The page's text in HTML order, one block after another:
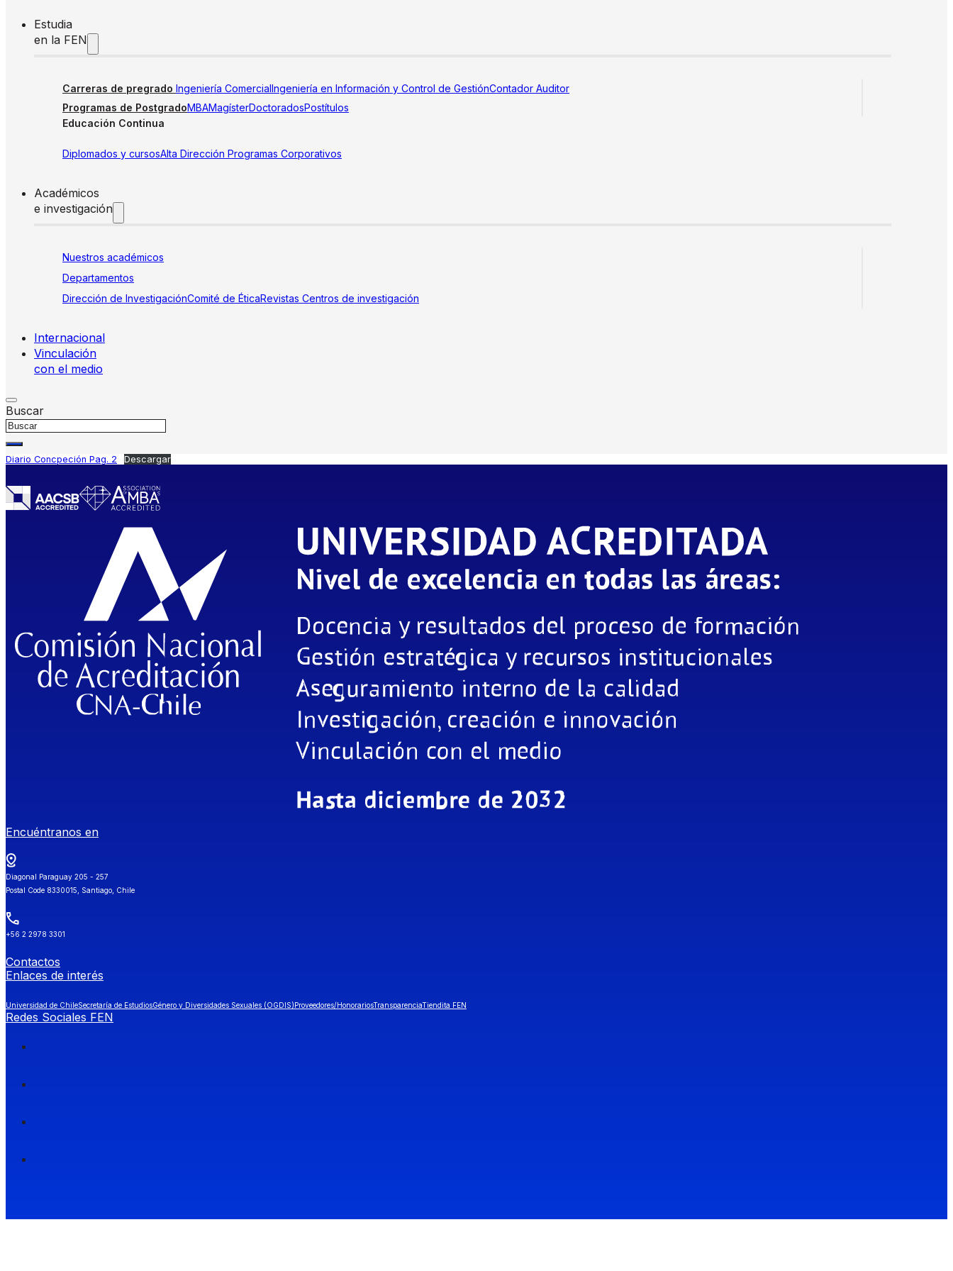
Estudia
en la FEN
Carreras de pregrado Ingeniería ComercialIngeniería en Información y Control de GestiónContador Auditor
Programas de PostgradoMBAMagísterDoctoradosPostítulos
Educación Continua
Diplomados y cursosAlta Dirección Programas Corporativos
Académicos
e investigación
Nuestros académicos
Departamentos
Dirección de InvestigaciónComité de ÉticaRevistas Centros de investigación
Internacional
Vinculación
con el medio
Buscar
Diario Concpeción Pag. 2 Descargar
Encuéntranos en
Diagonal Paraguay 205 - 257
Postal Code 8330015, Santiago, Chile
+56 2 2978 3301
Contactos
Enlaces de interés
Universidad de ChileSecretaría de EstudiosGénero y Diversidades Sexuales (OGDIS)Proveedores/HonorariosTransparenciaTiendita FEN
Redes Sociales FEN